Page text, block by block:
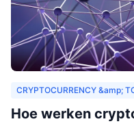
CRYPTOCURRENCY &amp;
Hoe werken